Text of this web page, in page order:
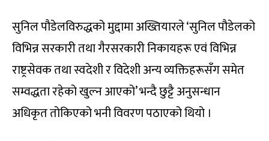
सुनिल पौडेलविरुद्धको मुद्दामा अख्तियारले ‘सुनिल पौडेलको
विभिन्न सरकारी तथा गैरसरकारी निकायहरू एवं विभिन्न
राष्ट्रसेवक तथा स्वदेशी र विदेशी अन्य व्यक्तिहरूसँग समेत
सम्वद्धता रहेको खुल्न आएको’ भन्दै छुट्टै अनुसन्धान
अधिकृत तोकिएको भनी विवरण पठाएको थियो ।